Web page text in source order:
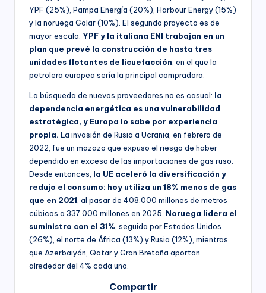
YPF (25%), Pampa Energía (20%), Harbour Energy (15%)
y la noruega Golar (10%). El segundo proyecto es de
mayor escala: YPF y la italiana ENI trabajan en un
plan que prevé la construcción de hasta tres
unidades flotantes de licuefacción , en el que la
petrolera europea sería la principal compradora.
La búsqueda de nuevos proveedores no es casual: la
dependencia energética es una vulnerabilidad
estratégica, y Europa lo sabe por experiencia
propia. La invasión de Rusia a Ucrania, en febrero de
2022, fue un mazazo que expuso el riesgo de haber
dependido en exceso de las importaciones de gas ruso.
Desde entonces, la UE aceleró la diversificación y
redujo el consumo: hoy utiliza un 18% menos de gas
que en 2021 , al pasar de 408.000 millones de metros
cúbicos a 337.000 millones en 2025. Noruega lidera el
suministro con el 31% , seguida por Estados Unidos
(26%), el norte de África (13%) y Rusia (12%), mientras
que Azerbaiyán, Qatar y Gran Bretaña aportan
alrededor del 4% cada uno.
Compartir